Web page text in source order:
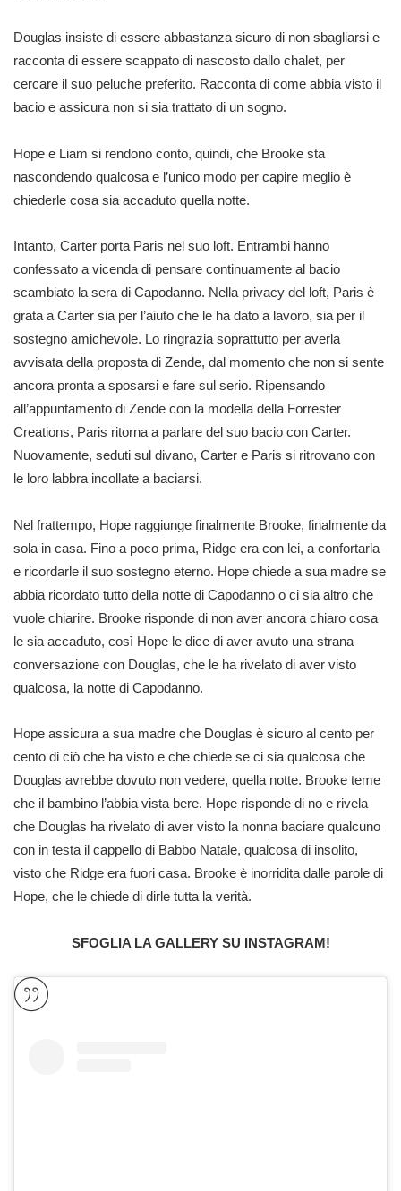
Douglas insiste di essere abbastanza sicuro di non sbagliarsi e
racconta di essere scappato di nascosto dallo chalet, per
cercare il suo peluche preferito. Racconta di come abbia visto il
bacio e assicura non si sia trattato di un sogno.
Hope e Liam si rendono conto, quindi, che Brooke sta
nascondendo qualcosa e l’unico modo per capire meglio è
chiederle cosa sia accaduto quella notte.
Intanto, Carter porta Paris nel suo loft. Entrambi hanno
confessato a vicenda di pensare continuamente al bacio
scambiato la sera di Capodanno. Nella privacy del loft, Paris è
grata a Carter sia per l’aiuto che le ha dato a lavoro, sia per il
sostegno amichevole. Lo ringrazia soprattutto per averla
avvisata della proposta di Zende, dal momento che non si sente
ancora pronta a sposarsi e fare sul serio. Ripensando
all’appuntamento di Zende con la modella della Forrester
Creations, Paris ritorna a parlare del suo bacio con Carter.
Nuovamente, seduti sul divano, Carter e Paris si ritrovano con
le loro labbra incollate a baciarsi.
Nel frattempo, Hope raggiunge finalmente Brooke, finalmente da
sola in casa. Fino a poco prima, Ridge era con lei, a confortarla
e ricordarle il suo sostegno eterno. Hope chiede a sua madre se
abbia ricordato tutto della notte di Capodanno o ci sia altro che
vuole chiarire. Brooke risponde di non aver ancora chiaro cosa
le sia accaduto, così Hope le dice di aver avuto una strana
conversazione con Douglas, che le ha rivelato di aver visto
qualcosa, la notte di Capodanno.
Hope assicura a sua madre che Douglas è sicuro al cento per
cento di ciò che ha visto e che chiede se ci sia qualcosa che
Douglas avrebbe dovuto non vedere, quella notte. Brooke teme
che il bambino l’abbia vista bere. Hope risponde di no e rivela
che Douglas ha rivelato di aver visto la nonna baciare qualcuno
con in testa il cappello di Babbo Natale, qualcosa di insolito,
visto che Ridge era fuori casa. Brooke è inorridita dalle parole di
Hope, che le chiede di dirle tutta la verità.
SFOGLIA LA GALLERY SU INSTAGRAM!